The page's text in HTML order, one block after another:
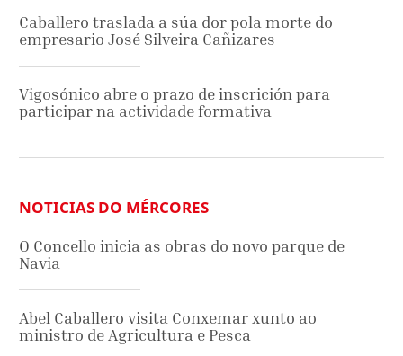
Caballero traslada a súa dor pola morte do
empresario José Silveira Cañizares
Vigosónico abre o prazo de inscrición para
participar na actividade formativa
NOTICIAS DO MÉRCORES
O Concello inicia as obras do novo parque de
Navia
Abel Caballero visita Conxemar xunto ao
ministro de Agricultura e Pesca